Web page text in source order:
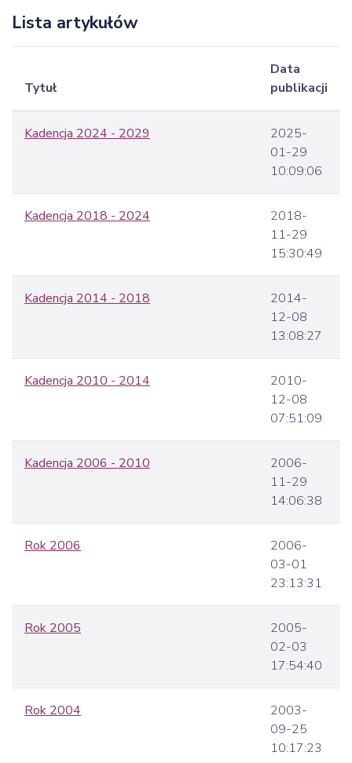
Lista artykułów
Tytuł
Data
publikacji
Kadencja 2024 - 2029
2025-
01-29
10:09:06
Kadencja 2018 - 2024
2018-
11-29
15:30:49
Kadencja 2014 - 2018
2014-
12-08
13:08:27
Kadencja 2010 - 2014
2010-
12-08
07:51:09
Kadencja 2006 - 2010
2006-
11-29
14:06:38
Rok 2006
2006-
03-01
23:13:31
Rok 2005
2005-
02-03
17:54:40
Rok 2004
2003-
09-25
10:17:23